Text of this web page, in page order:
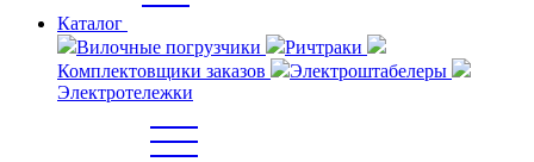
Каталог
Вилочные погрузчики
Ричтраки
Комплектовщики заказов
Электроштабелеры
Электротележки